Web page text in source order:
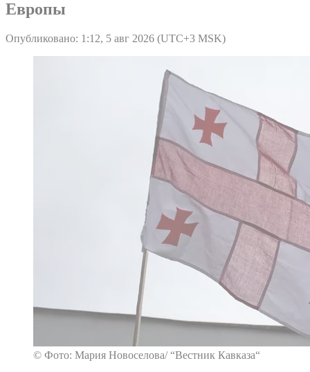
Европы
Опубликовано: 1:12, 5 авг 2026 (UTC+3 MSK)
© Фото: Мария Новоселова/ “Вестник Кавказа“